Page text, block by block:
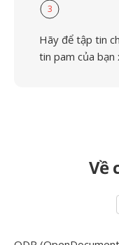
3
Hãy để tập tin
tin pam của bạn
Về